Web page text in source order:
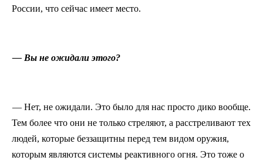
России, что сейчас имеет место.
— Вы не ожидали этого?
— Нет, не ожидали. Это было для нас просто дико вообще.
Тем более что они не только стреляют, а расстреливают тех
людей, которые беззащитны перед тем видом оружия,
которым являются системы реактивного огня. Это тоже о